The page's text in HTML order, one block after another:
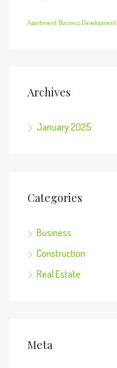
Apartment Business Development
Archives
January 2025
Categories
Business
Construction
Real Estate
Meta